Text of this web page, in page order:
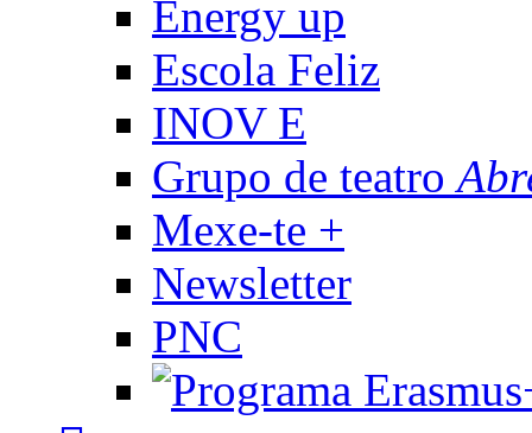
Energy up
Escola Feliz
INOV E
Grupo de teatro
Mexe-te +
Newsletter
PNC